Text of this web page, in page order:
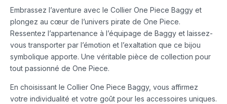
Embrassez l’aventure avec le Collier One Piece Baggy et
plongez au cœur de l’univers pirate de One Piece.
Ressentez l’appartenance à l’équipage de Baggy et laissez-
vous transporter par l’émotion et l’exaltation que ce bijou
symbolique apporte. Une véritable pièce de collection pour
tout passionné de One Piece.
En choisissant le Collier One Piece Baggy, vous affirmez
votre individualité et votre goût pour les accessoires uniques.